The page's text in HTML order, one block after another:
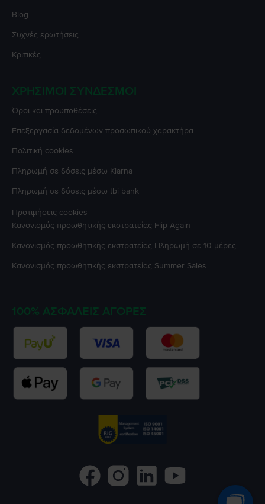
Blog
Συχνές ερωτήσεις
Κριτικές
ΧΡΉΣΙΜΟΙ ΣΎΝΔΕΣΜΟΙ
Όροι και προϋποθέσεις
Επεξεργασία δεδομένων προσωπικού χαρακτήρα
Πολιτική cookies
Πληρωμή σε δόσεις μέσω Klarna
Πληρωμή σε δόσεις μέσω tbi bank
Προτιμήσεις cookies
Κανονισμός προωθητικής εκστρατείας Flip Again
Κανονισμός προωθητικής εκστρατείας Πληρωμή σε 10 μέρες
Κανονισμός προωθητικής εκστρατείας Summer Sales
100% ΑΣΦΑΛΕΊΣ ΑΓΟΡΈΣ